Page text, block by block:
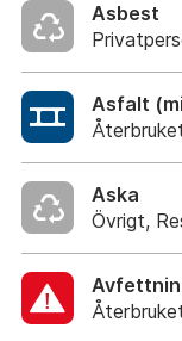
Asbest
Asfalt
Aska
Övrigt,